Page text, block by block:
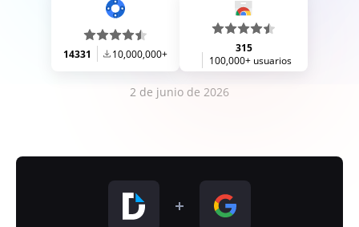
14331 10,000,000+
315
100,000+ usuarios
2 de junio de 2026